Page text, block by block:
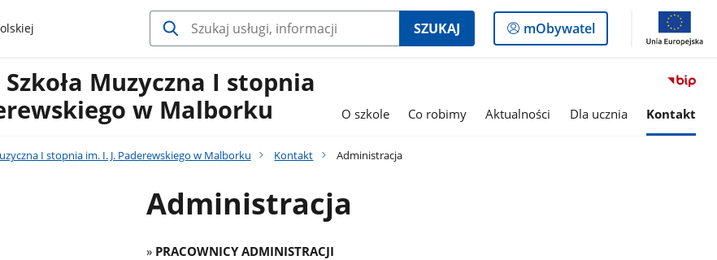
SZUKAJ
Logowanie
do
mObywatel
Muzyczna I stopnia
w Malborku
O szkole Co robimy Aktualności Dla ucznia Kontakt
I stopnia im. I. J. Paderewskiego w Malborku Kontakt Administracja
Administracja
» PRACOWNICY ADMINISTRACJI